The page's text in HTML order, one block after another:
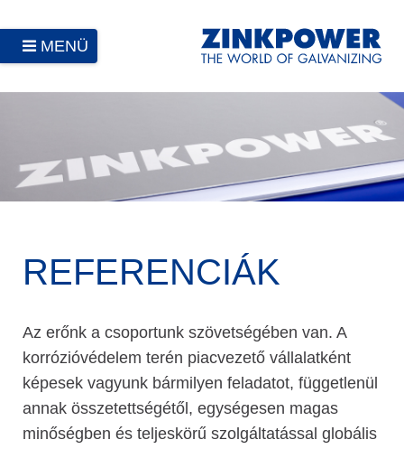
MENÜ
REFERENCIÁK
Az erőnk a csoportunk szövetségében van. A
korrózióvédelem terén piacvezető vállalatként
képesek vagyunk bármilyen feladatot, függetlenül
annak összetettségétől, egységesen magas
minőségben és teljeskörű szolgáltatással globális